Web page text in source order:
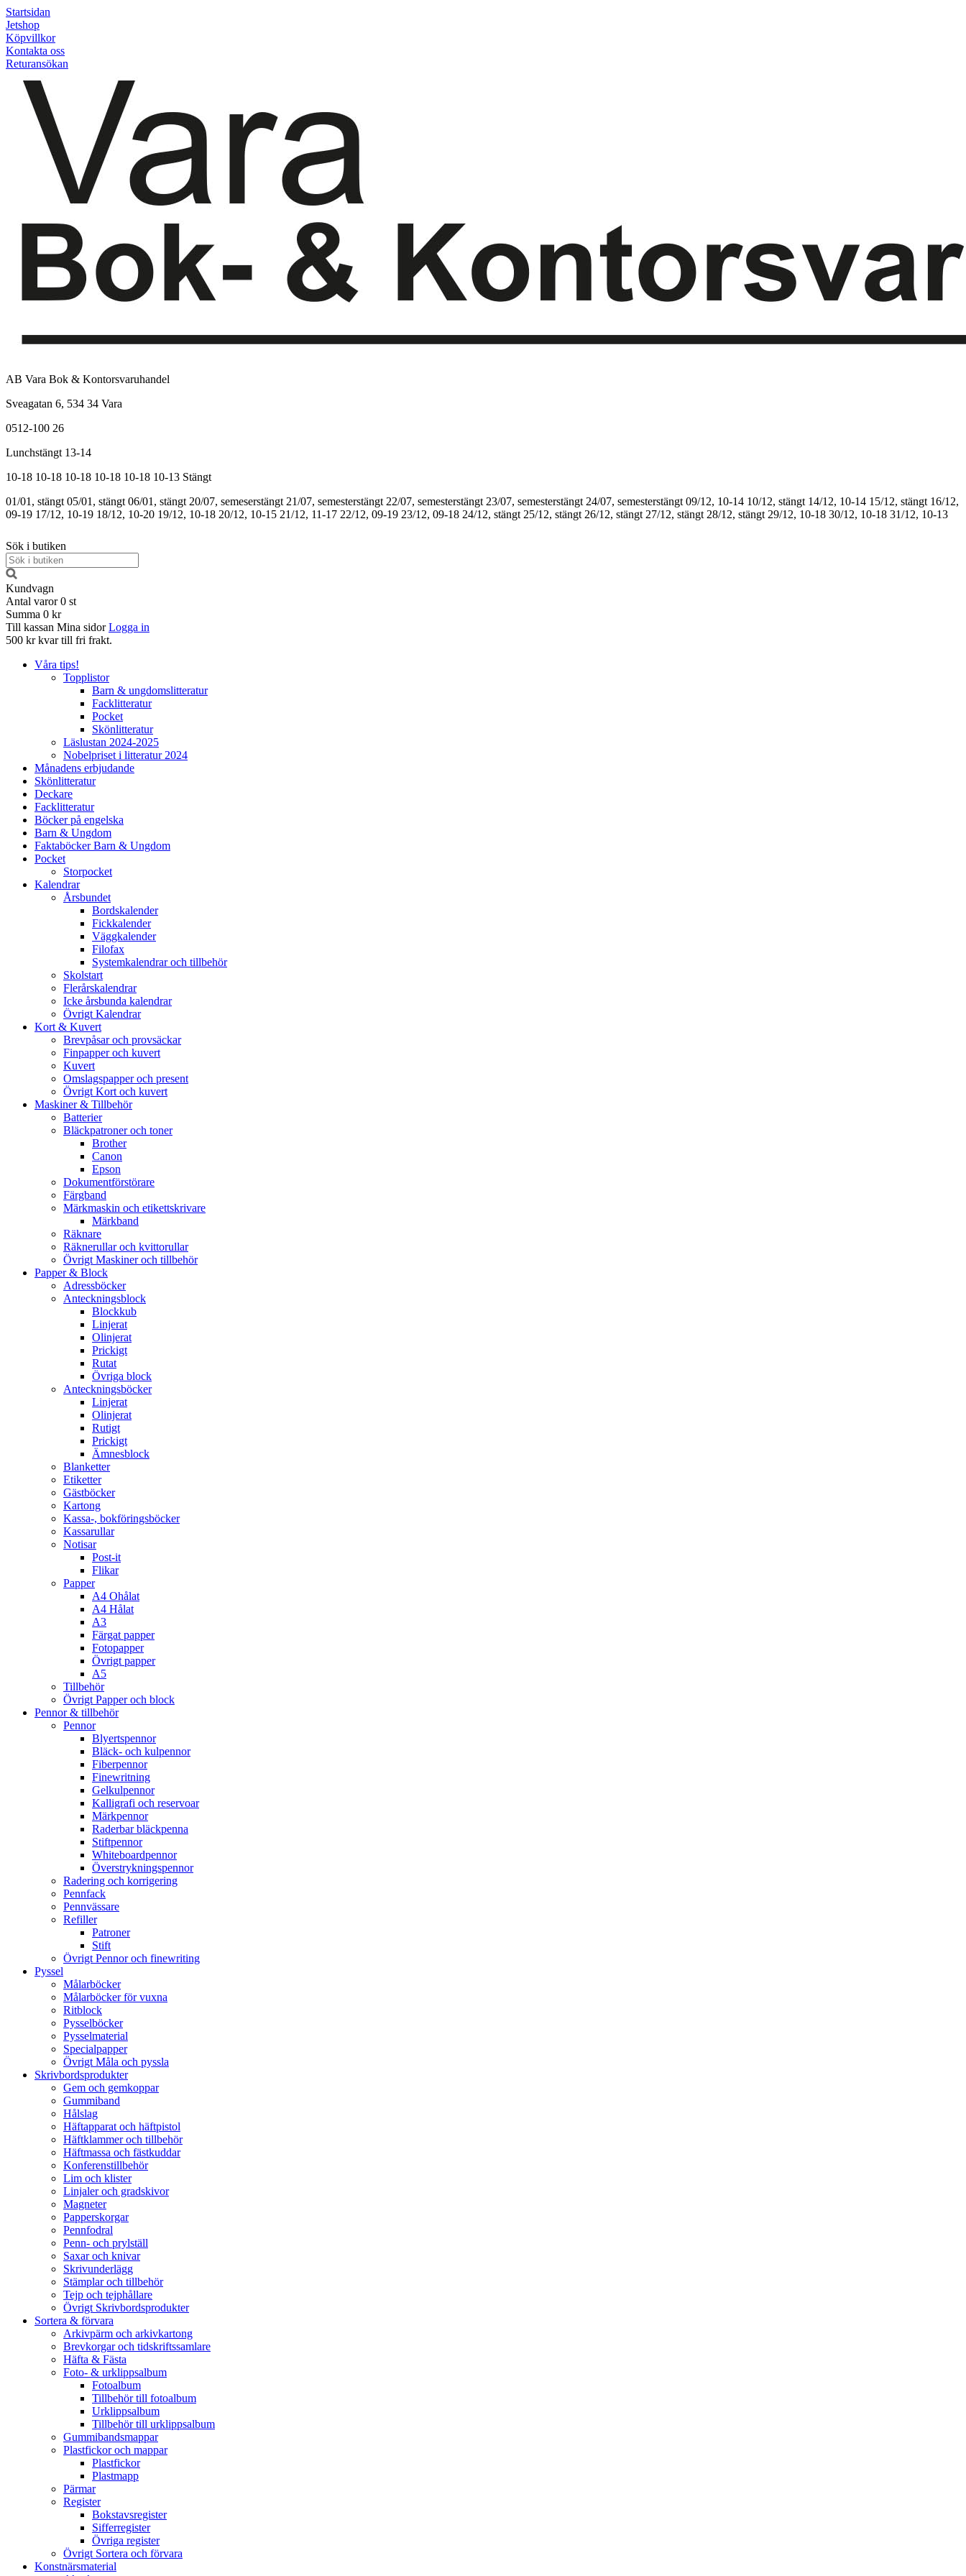
Startsidan
Jetshop
Köpvillkor
Kontakta oss
Returansökan
AB Vara Bok & Kontorsvaruhandel
Sveagatan 6, 534 34 Vara
0512-100 26
Lunchstängt 13-14
10-18 10-18 10-18 10-18 10-18 10-13 Stängt
01/01, stängt 05/01, stängt 06/01, stängt 20/07, semeserstängt 21/07, semesterstängt 22/07, semesterstängt 23/07, semesterstängt 24/07, semesterstängt 09/12, 10-14 10/12, stängt 14/12, 10-14 15/12, stängt 16/12,
09-19 17/12, 10-19 18/12, 10-20 19/12, 10-18 20/12, 10-15 21/12, 11-17 22/12, 09-19 23/12, 09-18 24/12, stängt 25/12, stängt 26/12, stängt 27/12, stängt 28/12, stängt 29/12, 10-18 30/12, 10-18 31/12, 10-13
Sök i butiken
Kundvagn
Antal varor 0 st
Summa 0 kr
Till kassan Mina sidor Logga in
500 kr kvar till fri frakt.
Våra tips!
Topplistor
Barn & ungdomslitteratur
Facklitteratur
Pocket
Skönlitteratur
Läslustan 2024-2025
Nobelpriset i litteratur 2024
Månadens erbjudande
Skönlitteratur
Deckare
Facklitteratur
Böcker på engelska
Barn & Ungdom
Faktaböcker Barn & Ungdom
Pocket
Storpocket
Kalendrar
Årsbundet
Bordskalender
Fickkalender
Väggkalender
Filofax
Systemkalendrar och tillbehör
Skolstart
Flerårskalendrar
Icke årsbunda kalendrar
Övrigt Kalendrar
Kort & Kuvert
Brevpåsar och provsäckar
Finpapper och kuvert
Kuvert
Omslagspapper och present
Övrigt Kort och kuvert
Maskiner & Tillbehör
Batterier
Bläckpatroner och toner
Brother
Canon
Epson
Dokumentförstörare
Färgband
Märkmaskin och etikettskrivare
Märkband
Räknare
Räknerullar och kvittorullar
Övrigt Maskiner och tillbehör
Papper & Block
Adressböcker
Anteckningsblock
Blockkub
Linjerat
Olinjerat
Prickigt
Rutat
Övriga block
Anteckningsböcker
Linjerat
Olinjerat
Rutigt
Prickigt
Ämnesblock
Blanketter
Etiketter
Gästböcker
Kartong
Kassa-, bokföringsböcker
Kassarullar
Notisar
Post-it
Flikar
Papper
A4 Ohålat
A4 Hålat
A3
Färgat papper
Fotopapper
Övrigt papper
A5
Tillbehör
Övrigt Papper och block
Pennor & tillbehör
Pennor
Blyertspennor
Bläck- och kulpennor
Fiberpennor
Finewritning
Gelkulpennor
Kalligrafi och reservoar
Märkpennor
Raderbar bläckpenna
Stiftpennor
Whiteboardpennor
Överstrykningspennor
Radering och korrigering
Pennfack
Pennvässare
Refiller
Patroner
Stift
Övrigt Pennor och finewriting
Pyssel
Målarböcker
Målarböcker för vuxna
Ritblock
Pysselböcker
Pysselmaterial
Specialpapper
Övrigt Måla och pyssla
Skrivbordsprodukter
Gem och gemkoppar
Gummiband
Hålslag
Häftapparat och häftpistol
Häftklammer och tillbehör
Häftmassa och fästkuddar
Konferenstillbehör
Lim och klister
Linjaler och gradskivor
Magneter
Papperskorgar
Pennfodral
Penn- och prylställ
Saxar och knivar
Skrivunderlägg
Stämplar och tillbehör
Tejp och tejphållare
Övrigt Skrivbordsprodukter
Sortera & förvara
Arkivpärm och arkivkartong
Brevkorgar och tidskriftssamlare
Häfta & Fästa
Foto- & urklippsalbum
Fotoalbum
Tillbehör till fotoalbum
Urklippsalbum
Tillbehör till urklippsalbum
Gummibandsmappar
Plastfickor och mappar
Plastfickor
Plastmapp
Pärmar
Register
Bokstavsregister
Sifferregister
Övriga register
Övrigt Sortera och förvara
Konstnärsmaterial